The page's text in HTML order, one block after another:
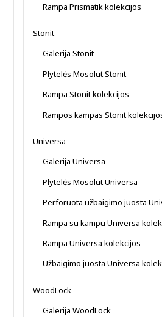
Rampa Prismatik kolekcijos
Stonit
Galerija Stonit
Plytelės Mosolut Stonit
Rampa Stonit kolekcijos
Rampos kampas Stonit
Universa
Galerija Universa
Plytelės Mosolut Universa
Perforuota užbaigimo juosta
Rampa su kampu Universa
Rampa Universa kolekcijos
Užbaigimo juosta Universa
WoodLock
Galerija WoodLock